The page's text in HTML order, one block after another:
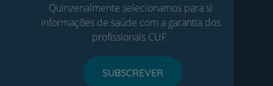
Quinzenalmente selecionamos para si
informações de saúde com a garantia dos
profissionais CUF.
SUBSCREVER